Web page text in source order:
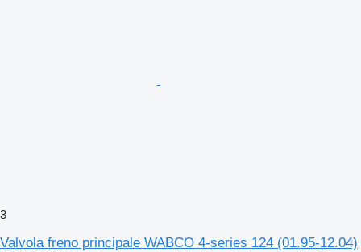
3
Valvola freno principale WABCO 4-series 124 (01.95-12.04)